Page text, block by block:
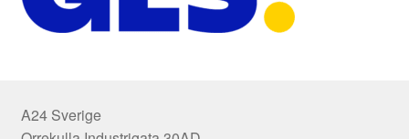
A24 Sverige